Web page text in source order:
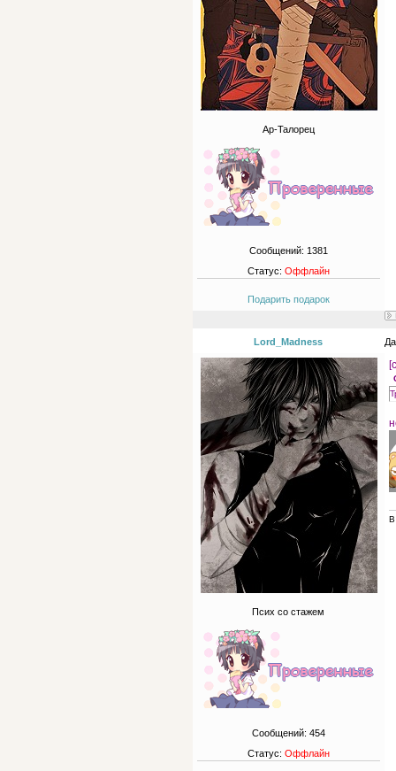
Ар-Талорец
Сообщений: 1381
Статус: Оффлайн
Подарить подарок
Lord_Madness
Псих со стажем
Сообщений: 454
Статус: Оффлайн
В